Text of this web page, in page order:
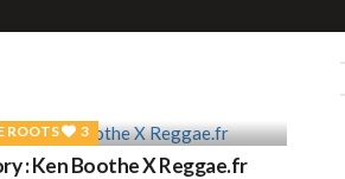
ROOTS 3
: Ken Boothe X Reggae.fr